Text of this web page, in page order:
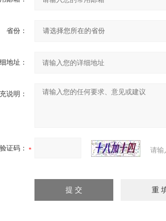
省份：
地址：
说明：
证码： 请输